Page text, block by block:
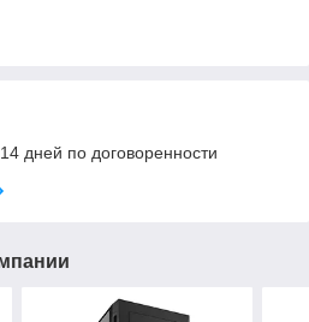
дней по договоренности